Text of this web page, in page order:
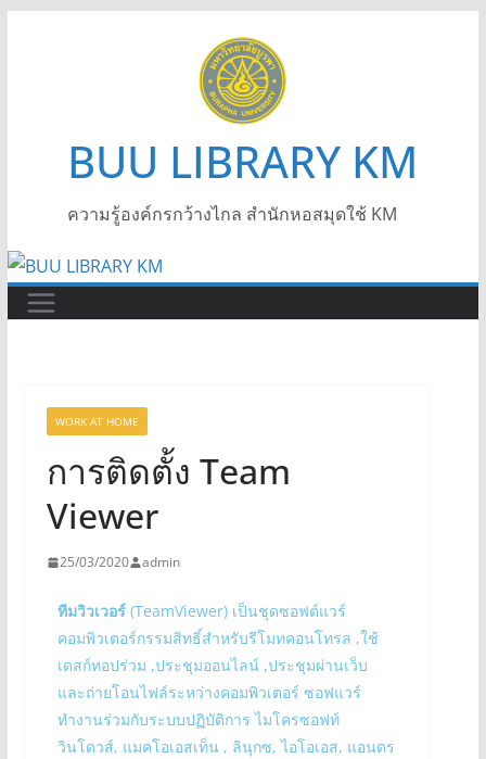
BUU LIBRARY KM
ความรู้องค์กรกว้างไกล สำนักหอสมุดใช้ KM
WORK AT HOME
การติดตั้ง Team
Viewer
25/03/2020 admin
ทีมวิวเวอร์(TeamViewer) เป็นชุดซอฟต์แวร์
คอมพิวเตอร์กรรมสิทธิ์สำหรับรีโมทคอนโทรล ,ใช้
เดสก์ทอปร่วม ,ประชุมออนไลน์ ,ประชุมผ่านเว็บ
และถ่ายโอนไฟล์ระหว่างคอมพิวเตอร์ ซอฟแวร์
ทำงานร่วมกับระบบปฏิบัติการ ไมโครซอฟท์
วินโดวส์, แมคโอเอสเท็น , ลินุกซ, ไอโอเอส, แอนดร